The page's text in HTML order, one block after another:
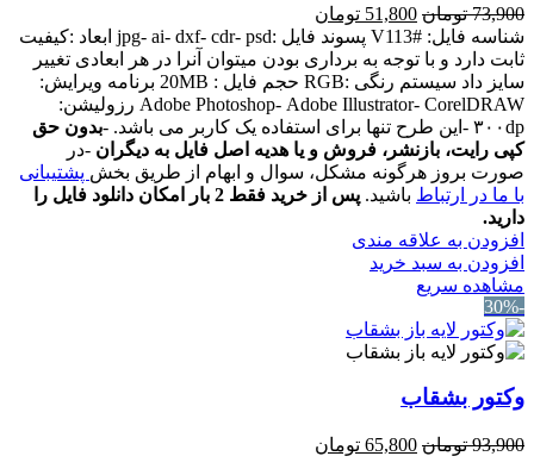
73,900 تومان قیمت
اصلی:
73,900 تومان
بود.
51,800 تومانقیمت
فعلی:
51,800 تومان.
شناسه فایل: #V113 پسوند فایل :jpg- ai- dxf- cdr- psd ابعاد :کیفیت
ثابت دارد و با توجه به برداری بودن میتوان آنرا در هر ابعادی تغییر
سایز داد سیستم رنگی :RGB حجم فایل : 20MB برنامه ویرایش:
Adobe Photoshop- Adobe Illustrator- CorelDRAW رزولیشن:
۳۰۰dp -این طرح تنها برای استفاده یک کاربر می باشد. -
بدون حق
کپی رایت، بازنشر، فروش و یا هدیه اصل فایل به دیگران-در
صورت بروز هرگونه مشکل، سوال و ابهام از طریق بخشپشتیبانی
با ما در ارتباطباشید.
پس از خرید فقط 2 بار امکان دانلود فایل را
دارید.
افزودن به علاقه مندی
افزودن به سبد خرید
مشاهده سریع
-30%
وکتور بشقاب
93,900 تومان قیمت
65,800 تومانقیمت